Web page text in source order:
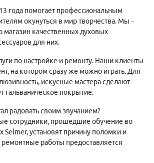
года помогает профессиональным
окунуться в мир творчества. Мы –
магазин качественных духовых
для них.
по настройке и ремонту. Наши клиенты
на котором сразу же можно играть. Для
искусные мастера сделают
гальваническое покрытие.
радовать своим звучанием?
сотрудники, прошедшие обучение во
Selmer, установят причину поломки и
ремонтные работы предоставляется